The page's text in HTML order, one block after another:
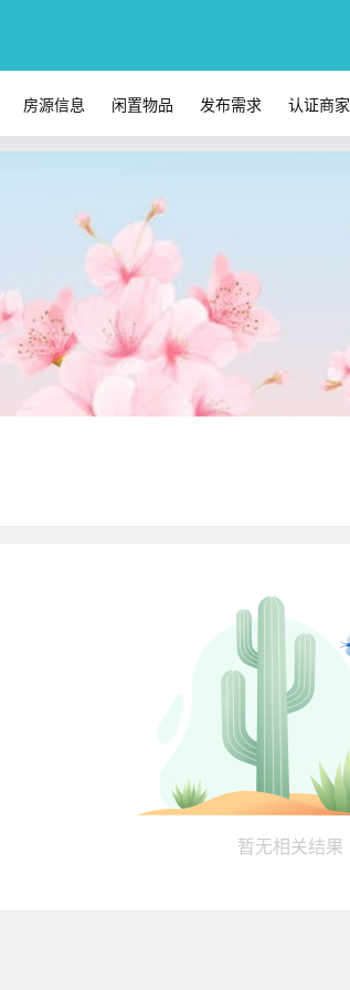
房源信息 闲置物品 发布需求 认证商家
暂无相关结果